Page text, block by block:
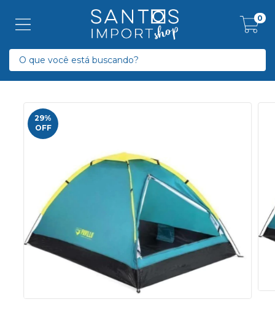
0
29%
OFF